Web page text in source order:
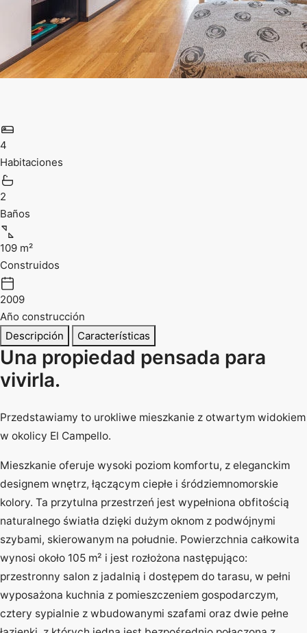
4
Habitaciones
2
Baños
109 m²
Construidos
2009
Año construcción
Descripción
Características
Una propiedad pensada para
vivirla.
Przedstawiamy to urokliwe mieszkanie z otwartym widokiem
w okolicy El Campello.
Mieszkanie oferuje wysoki poziom komfortu, z eleganckim
designem wnętrz, łączącym ciepłe i śródziemnomorskie
kolory. Ta przytulna przestrzeń jest wypełniona obfitością
naturalnego światła dzięki dużym oknom z podwójnymi
szybami, skierowanym na południe. Powierzchnia całkowita
wynosi około 105 m² i jest rozłożona następująco:
przestronny salon z jadalnią i dostępem do tarasu, w pełni
wyposażona kuchnia z pomieszczeniem gospodarczym,
cztery sypialnie z wbudowanymi szafami oraz dwie pełne